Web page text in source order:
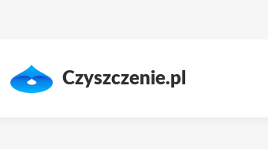
Czyszczenie.pl